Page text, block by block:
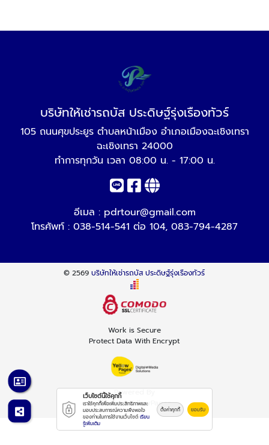
บริษัทให้เช่ารถบัส ประดิษฐ์รุ่งเรืองทัวร์
105 ถนนศุขประยูร ตำบลหน้าเมือง อำเภอเมืองฉะเชิงเทรา
ฉะเชิงเทรา 24000
ทำการทุกวัน เวลา 08:00 น. - 17:00 น.
อีเมล : pdrtour@gmail.com
โทรศัพท์ : 038-514-541 ต่อ 104, 083-794-4287
© 2569บริษัทให้เช่ารถบัส ประดิษฐ์รุ่งเรืองทัวร์
Work is Secure
Protect Data With Encrypt
Powered By
Thailand YellowPages
เว็บไซต์นี้ใช้คุกกี้
เราใช้คุกกี้เพื่อเพิ่มประสิทธิภาพและ
มอบประสบการณ์ความพึงพอใจ
ของท่านในการใช้งานเว็บไซต์ เรียน
รู้เพิ่มเติม
ตั้งค่าคุกกี้ ยอมรับ